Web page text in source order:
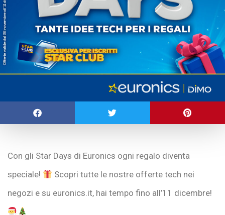
Con gli Star Days di Euronics ogni regalo diventa
speciale!
Scopri tutte le nostre offerte tech nei
negozi e su euronics.it, hai tempo fino all’11 dicembre!